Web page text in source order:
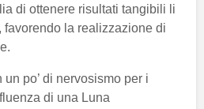
di ottenere risultati tangibili li
la realizzazione di
po’ di nervosismo per i
di una Luna